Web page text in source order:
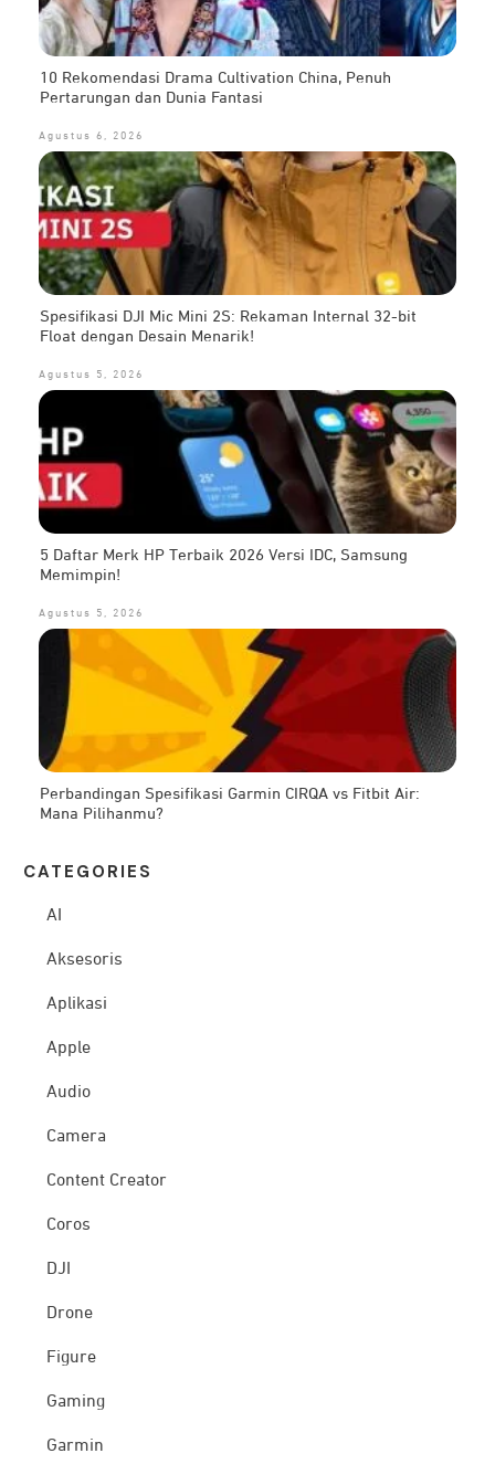
10 Rekomendasi Drama Cultivation China, Penuh
Pertarungan dan Dunia Fantasi
Agustus 6, 2026
Spesifikasi DJI Mic Mini 2S: Rekaman Internal 32-bit
Float dengan Desain Menarik!
Agustus 5, 2026
5 Daftar Merk HP Terbaik 2026 Versi IDC, Samsung
Memimpin!
Agustus 5, 2026
Perbandingan Spesifikasi Garmin CIRQA vs Fitbit Air:
Mana Pilihanmu?
CATEG ORIES
AI
Aksesoris
Aplikasi
Apple
Audio
Camera
Content Creator
Coros
DJI
Drone
Figure
Gaming
Garmin